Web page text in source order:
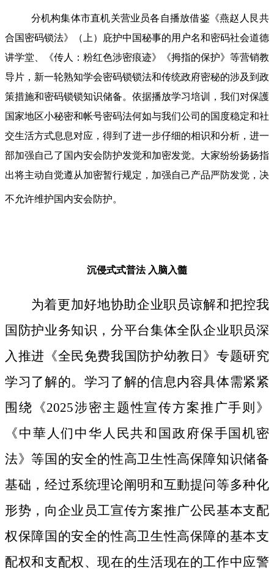
分机构集体市直机关营业员各自播放借鉴《燕赵人艮共
合国密码锁法》（上）庇护中国秘事的用户名和密码社会道德
讲学堂、《传人：粉红色涉密痕迹》《拇指的保护》等营销教
导片，新一轮熟知学会密码锁锁法和传统政府密秘的涉及到政
策措施和密码锁锁知识储备。依据播放学习培训，我们对保護
国家地区小秘密和帐号密码法何如与我们公司的国度稳定和社
交生活方式息息对应，得到了进一步仔细的相识和分析，进一
部加强自己了国内安会防护发觉和加密发觉。大家纷纷扬扬指
出将主动自觉遵从加密暂行规定，加强自己产品严防发觉，决
不允许维护国内安会防护。
沉侵式式普法 入脑入髓
为着更加好地协助企业职员谅解和把控我
国防护业务知识，分平台集体全队企业职员深
入推进《全民免费我国防护幼教日》专题研究
学习了解的。学习了解的信息内容具体需紧紧
围绕《2025涉密主题性宣传方案推广手则》
《中華人们中华人民共和国政府保手国机密
法》等国的安全的性高卫生性高保障知识储备
基础，经过系统理论阐明和互動提问等多种化
形势，向企业员工宣传方案推广公民基本支配
权保障国的安全的性高卫生性高保障的基本支
配权和支配权、现在的生活现在的工作中应警